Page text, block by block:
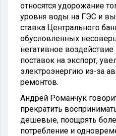
относятся удорожание
уровня воды на ГЭС и
ставка Центрального
обусловленных
негативное
поставок на экспорт,
электроэнергию из-за
ремонтов.
Андрей Романчук
прекратить
дешевые, поощрять
потребление и